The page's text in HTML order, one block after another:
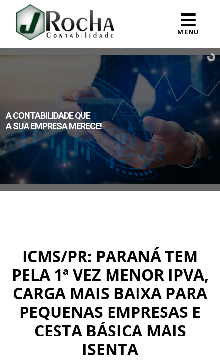
MENU
A CONTABILIDADE QUE
A SUA EMPRESA MERECE!
ICMS/PR: PARANÁ TEM
PELA 1ª VEZ MENOR IPVA,
CARGA MAIS BAIXA PARA
PEQUENAS EMPRESAS E
CESTA BÁSICA MAIS
ISENTA